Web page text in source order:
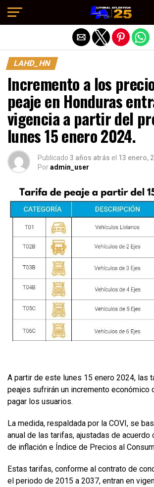
LAHD_HN
Incremento a los
peaje en Honduras
vigencia a partir del
lunes 15 enero 2024.
Publicado 3 años atrás el 13 enero,
Poradmin_user
A partir de este lunes 15 enero 2024, las
peajes sufrirán un incremento económico
pagar los usuarios.
La medida, respaldada por la COVI, se
anual de las tarifas, ajustadas de acuerdo
de inflación e Índice de Precios al
Estas tarifas, conforme al contrato de
el periodo de 2015 a 2037, entran en
Salir de la versión móvil